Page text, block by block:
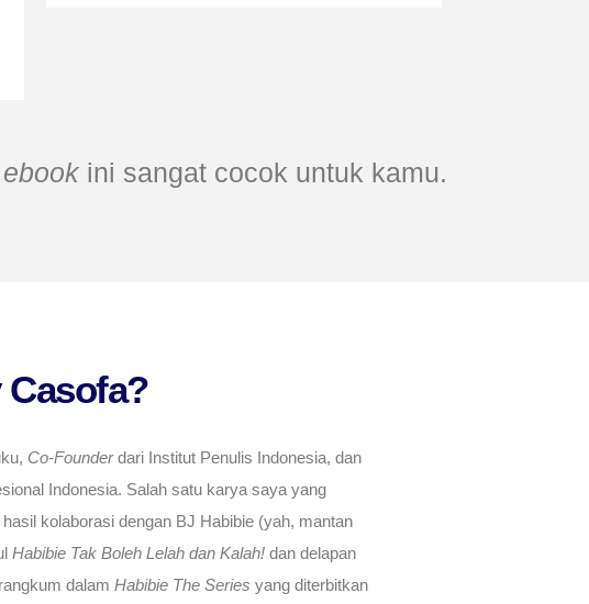
ebook ini sangat cocok untuk kamu.
Casofa?
Co-Founderdari Institut Penulis Indonesia, dan
Indonesia. Salah satu karya saya yang
hasil kolaborasi dengan BJ Habibie (yah, mantan
Habibie Tak Boleh Lelah dan Kalah!dan delapan
dalam Habibie The Series yang diterbitkan